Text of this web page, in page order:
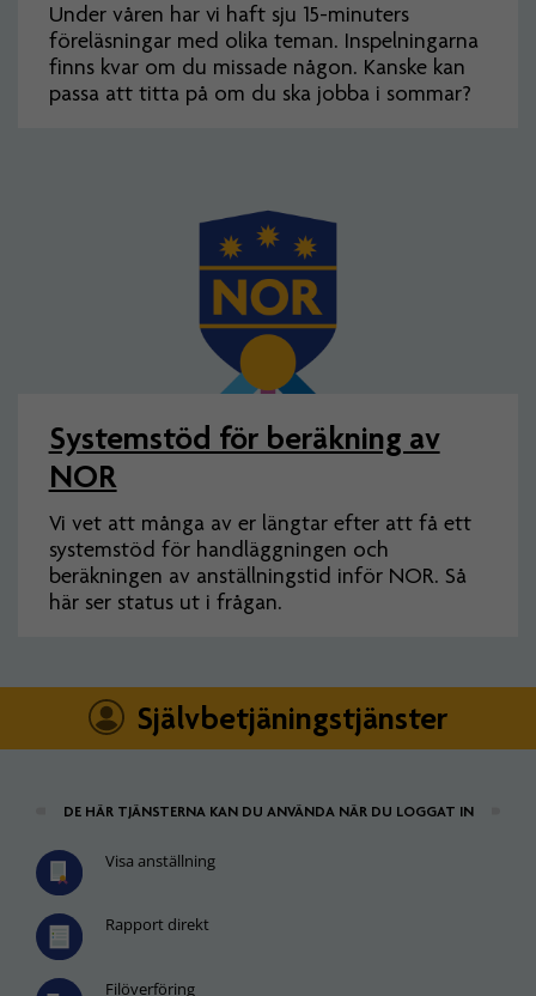
Under våren har vi haft sju 15-minuters
föreläsningar med olika teman. Inspelningarna
finns kvar om du missade någon. Kanske kan
passa att titta på om du ska jobba i sommar?
Systemstöd för beräkning av
NOR
Vi vet att många av er längtar efter att få ett
systemstöd för handläggningen och
beräkningen av anställningstid inför NOR. Så
här ser status ut i frågan.
Självbetjäningstjänster
DE HÄR TJÄNSTERNA KAN DU ANVÄNDA NÄR DU LOGGAT IN
Visa anställning
Rapport direkt
Filöverföring